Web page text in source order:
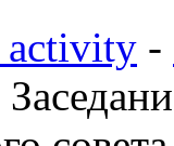
activity -